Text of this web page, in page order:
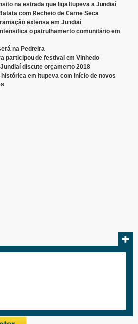
na estrada que liga Itupeva a Jundiaí
com Recheio de Carne Seca
extensa em Jundiaí
o patrulhamento comunitário em
na Pedreira
participou de festival em Vinhedo
discute orçamento 2018
em Itupeva com início de novos